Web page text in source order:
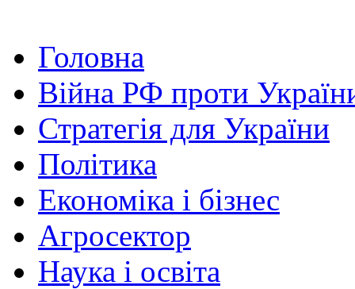
Головна
Війна РФ проти
Стратегія для України
Політика
Економіка і бізнес
Агросектор
Наука і освіта